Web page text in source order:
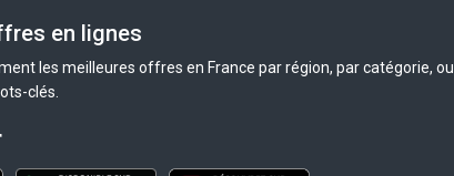
en lignes
les meilleures offres en France par région, par catégorie, ou
clés.